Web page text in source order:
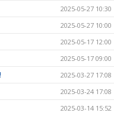
2025-05-27 10:30
2025-05-27 10:00
2025-05-17 12:00
2025-05-17 09:00
2025-03-27 17:08
2025-03-24 17:08
2025-03-14 15:52